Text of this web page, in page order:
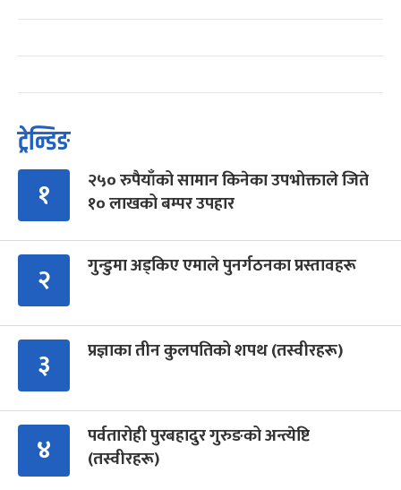
ट्रेन्डिङ
१
२५० रुपैयाँको सामान किनेका उपभोक्ताले जिते
१० लाखको बम्पर उपहार
२ गुन्डुमा अड्किए एमाले पुनर्गठनका प्रस्तावहरू
३ प्रज्ञाका तीन कुलपतिको शपथ (तस्वीरहरू)
४
पर्वतारोही पुरबहादुर गुरुङको अन्त्येष्टि
(तस्वीरहरू)